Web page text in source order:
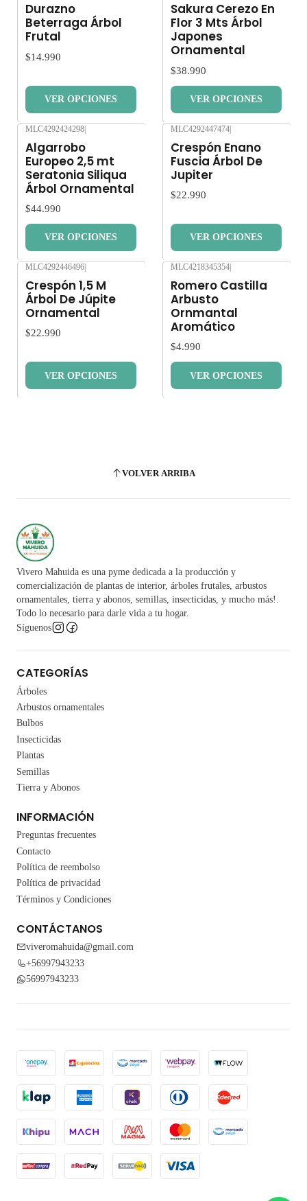
Durazno
Beterraga Árbol
Frutal
$14.990
VER OPCIONES
Sakura Cerezo En
Flor 3 Mts Árbol
Japones
Ornamental
$38.990
VER OPCIONES
MLC4292424298|
Algarrobo
Europeo 2,5 mt
Seratonia Siliqua
Árbol Ornamental
$44.990
VER OPCIONES
MLC4292447474|
Crespón Enano
Fuscia Árbol De
Jupiter
$22.990
VER OPCIONES
MLC4292446496|
Crespón 1,5 M
Árbol De Júpite
Ornamental
$22.990
VER OPCIONES
MLC4218345354|
Romero Castilla
Arbusto
Ornmantal
Aromático
$4.990
VER OPCIONES
VOLVER ARRIBA
Vivero Mahuida es una pyme dedicada a la producción y
comercialización de plantas de interior, árboles frutales, arbustos
ornamentales, tierra y abonos, semillas, insecticidas, y mucho más!.
Todo lo necesario para darle vida a tu hogar.
Síguenos
CATEGORÍAS
Árboles
Arbustos ornamentales
Bulbos
Insecticidas
Plantas
Semillas
Tierra y Abonos
INFORMACIÓN
Preguntas frecuentes
Contacto
Política de reembolso
Política de privacidad
Términos y Condiciones
CONTÁCTANOS
viveromahuida@gmail.com
+56997943233
56997943233